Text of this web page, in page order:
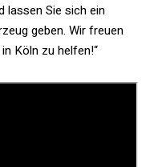
lassen Sie sich ein
geben. Wir freuen
Köln zu helfen!“